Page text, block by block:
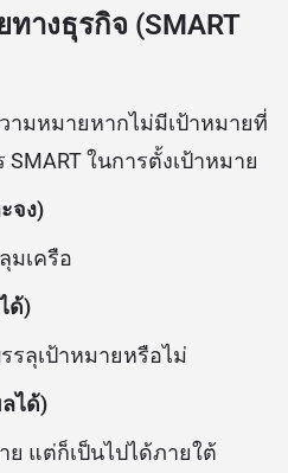
างธุรกิจ (SMART
ามหมายหากไม่มีเป้าหมายที่
ในการตั้งเป้าหมาย
จง)
มเครือ
ด้)
รลุเป้าหมายหรือไม่
ได้)
แต่ก็เป็นไปได้ภายใต้